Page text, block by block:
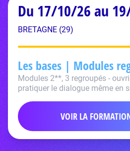
Du 17/10/26 au
BRETAGNE (29)
Les bases | Modules
Modules 2**, 3 regroupés -
pratiquer le dialogue même en
VOIR LA